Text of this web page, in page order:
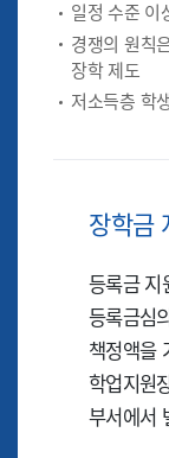
일정 수준 이
경쟁의 원칙
장학 제도
저소득층 학
장학금
등록금 지
등록금심
책정액을
학업지원
부서에서